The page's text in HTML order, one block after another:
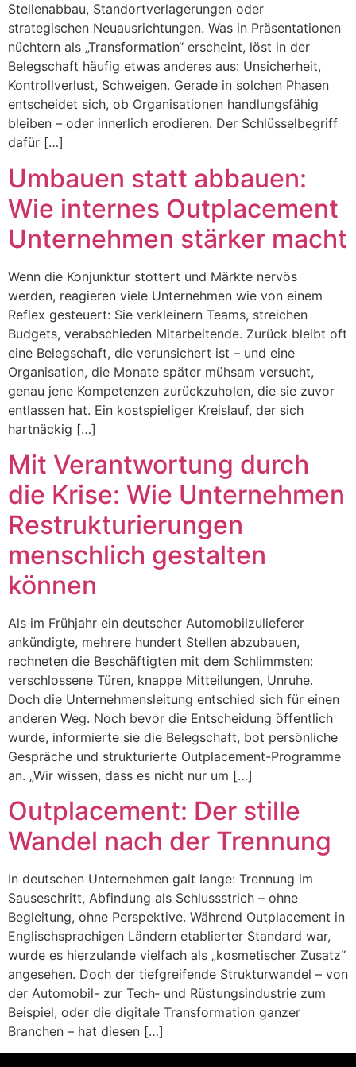
Stellenabbau, Standortverlagerungen oder
strategischen Neuausrichtungen. Was in Präsentationen
nüchtern als „Transformation“ erscheint, löst in der
Belegschaft häufig etwas anderes aus: Unsicherheit,
Kontrollverlust, Schweigen. Gerade in solchen Phasen
entscheidet sich, ob Organisationen handlungsfähig
bleiben – oder innerlich erodieren. Der Schlüsselbegriff
dafür […]
Umbauen statt abbauen:
Wie internes Outplacement
Unternehmen stärker macht
Wenn die Konjunktur stottert und Märkte nervös
werden, reagieren viele Unternehmen wie von einem
Reflex gesteuert: Sie verkleinern Teams, streichen
Budgets, verabschieden Mitarbeitende. Zurück bleibt oft
eine Belegschaft, die verunsichert ist – und eine
Organisation, die Monate später mühsam versucht,
genau jene Kompetenzen zurückzuholen, die sie zuvor
entlassen hat. Ein kostspieliger Kreislauf, der sich
hartnäckig […]
Mit Verantwortung durch
die Krise: Wie Unternehmen
Restrukturierungen
menschlich gestalten
können
Als im Frühjahr ein deutscher Automobilzulieferer
ankündigte, mehrere hundert Stellen abzubauen,
rechneten die Beschäftigten mit dem Schlimmsten:
verschlossene Türen, knappe Mitteilungen, Unruhe.
Doch die Unternehmensleitung entschied sich für einen
anderen Weg. Noch bevor die Entscheidung öffentlich
wurde, informierte sie die Belegschaft, bot persönliche
Gespräche und strukturierte Outplacement-Programme
an. „Wir wissen, dass es nicht nur um […]
Outplacement: Der stille
Wandel nach der Trennung
In deutschen Unternehmen galt lange: Trennung im
Sauseschritt, Abfindung als Schlussstrich – ohne
Begleitung, ohne Perspektive. Während Outplacement in
Englischsprachigen Ländern etablierter Standard war,
wurde es hierzulande vielfach als „kosmetischer Zusatz“
angesehen. Doch der tiefgreifende Strukturwandel – von
der Automobil- zur Tech‑ und Rüstungsindustrie zum
Beispiel, oder die digitale Transformation ganzer
Branchen – hat diesen […]